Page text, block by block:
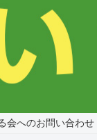
会へのお問い合わせ